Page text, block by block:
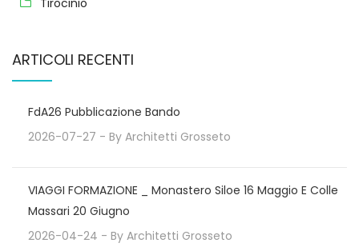
Tirocinio
ARTICOLI RECENTI
FdA26 Pubblicazione Bando
2026-07-27 - By Architetti Grosseto
VIAGGI FORMAZIONE _ Monastero Siloe 16 Maggio E Colle
Massari 20 Giugno
2026-04-24 - By Architetti Grosseto